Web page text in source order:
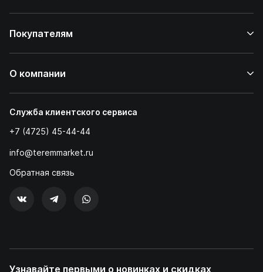
Покупателям
О компании
Служба клиентского сервиса
+7 (4725) 45-44-44
info@teremmarket.ru
Обратная связь
Узнавайте первыми о новинках и скидках